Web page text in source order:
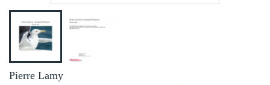
Pierre Lamy